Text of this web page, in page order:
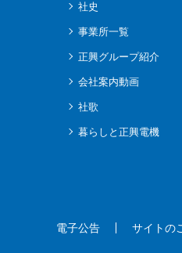
社史
事業所一覧
正興グループ紹介
会社案内動画
社歌
暮らしと正興電機
電子公告 サイトの